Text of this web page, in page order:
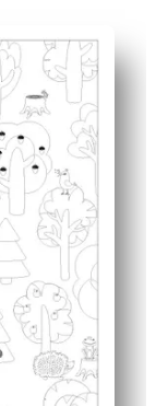
print, og du er
udfordring plus
visuel
til centre, tidlige